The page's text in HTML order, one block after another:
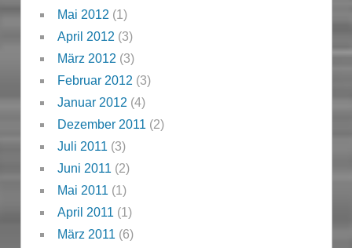
Mai 2012 (1)
April 2012 (3)
März 2012 (3)
Februar 2012 (3)
Januar 2012 (4)
Dezember 2011 (2)
Juli 2011 (3)
Juni 2011 (2)
Mai 2011 (1)
April 2011 (1)
März 2011 (6)